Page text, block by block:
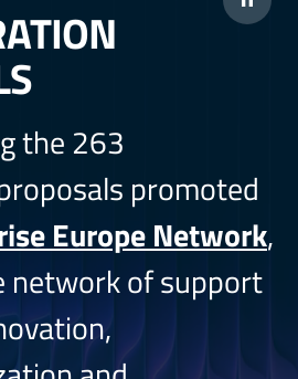
the 263
promoted
Europe Network,
network of support